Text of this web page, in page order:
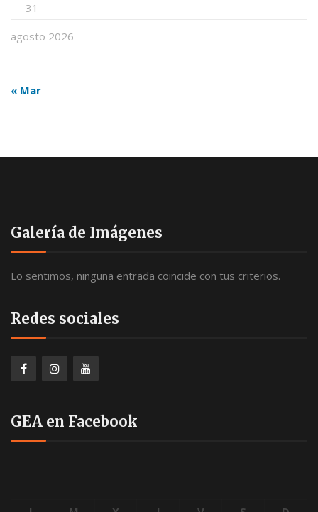
agosto 2026
31
« Mar
Galería de Imágenes
Lo sentimos, ninguna entrada coincide con tus criterios.
Redes sociales
GEA en Facebook